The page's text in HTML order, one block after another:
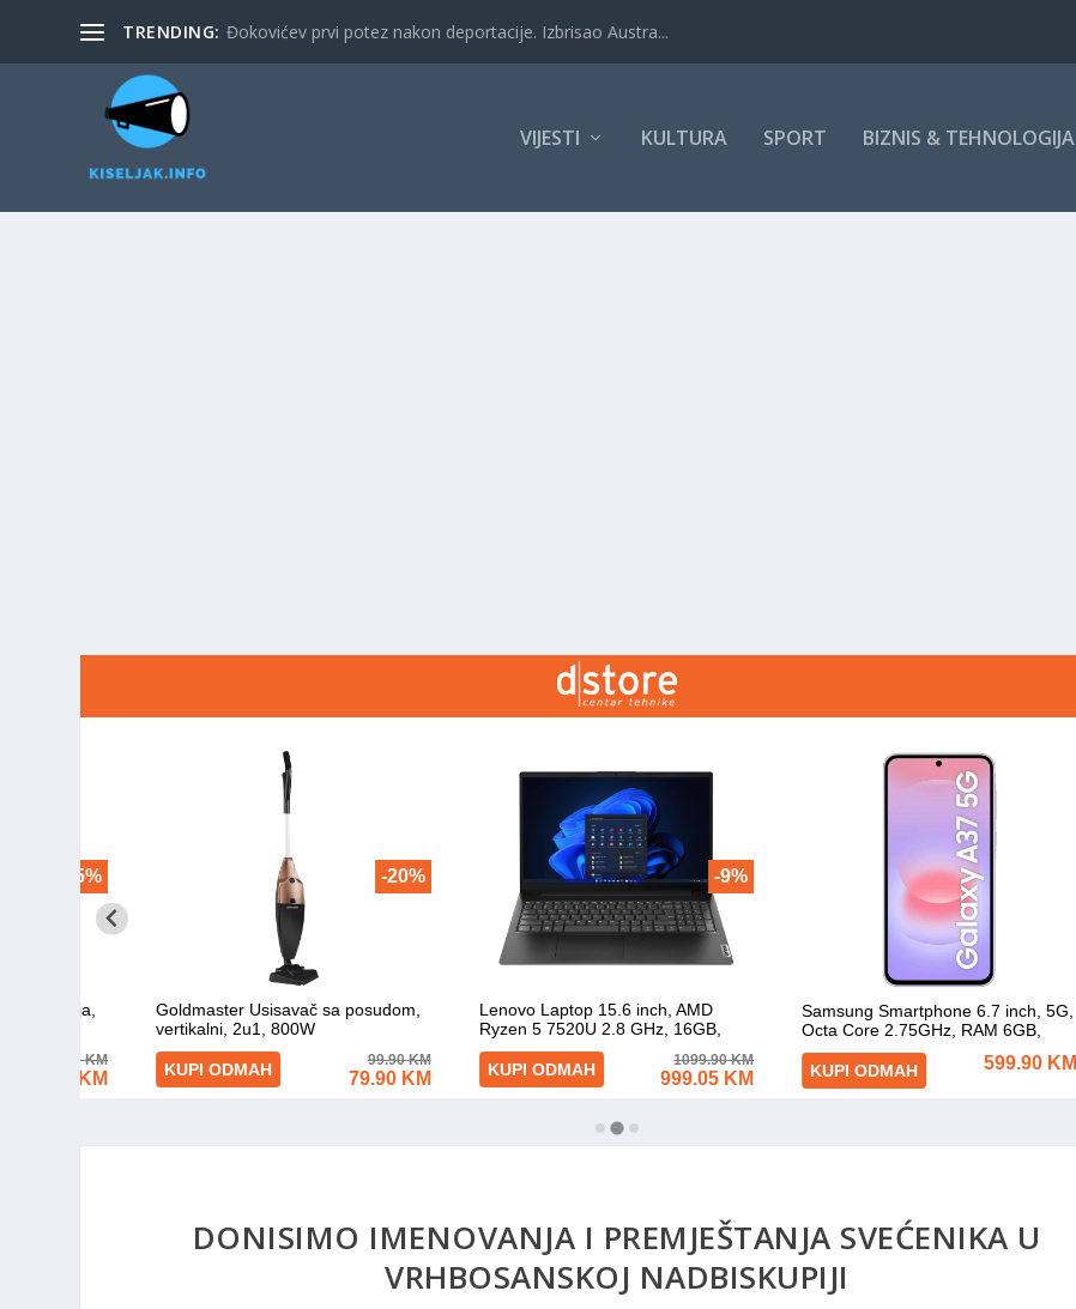
TRENDING: Đokovićev prvi potez nakon deportacije. Izbrisao Austra...
VIJESTI KULTURA SPORT BIZNIS & TEHNOLOGIJA
DONISIMO IMENOVANJA I PREMJEŠTANJA SVEĆENIKA U
VRHBOSANSKOJ NADBISKUPIJI